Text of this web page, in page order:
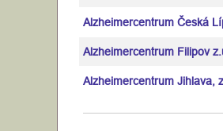
Alzheimercentrum Česká
Alzheimercentrum Filipov
Alzheimercentrum Jihlava,